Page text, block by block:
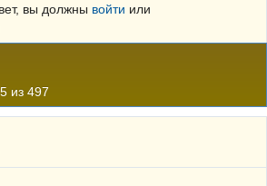
вы должны войти или
из 497